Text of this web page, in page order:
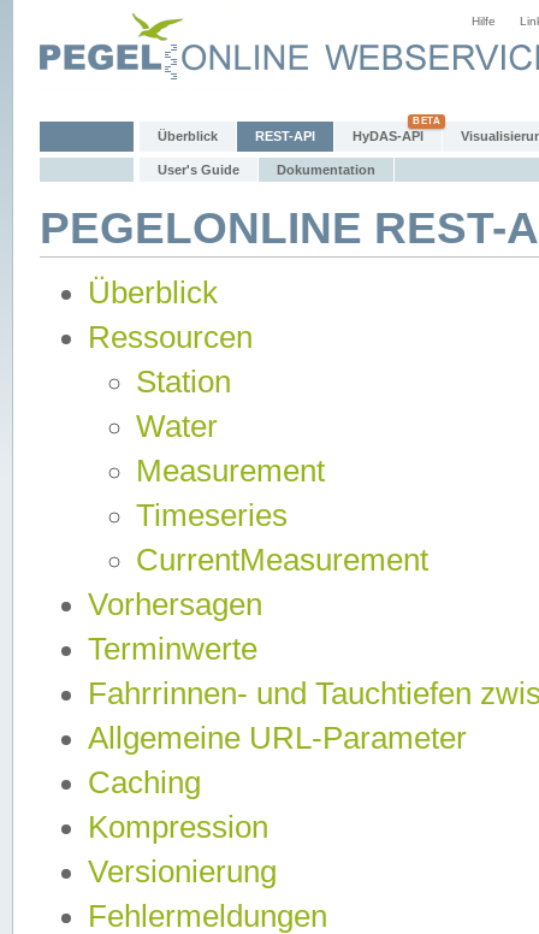
Hilfe
Überblick REST-API HyDAS-API
User's Guide Dokumentation
PEGELONLINE
Überblick
Ressourcen
Station
Water
Measurement
Timeseries
CurrentMeasurement
Vorhersagen
Terminwerte
Fahrrinnen- und Tauchtiefen
Allgemeine URL-Parameter
Caching
Kompression
Versionierung
Fehlermeldungen